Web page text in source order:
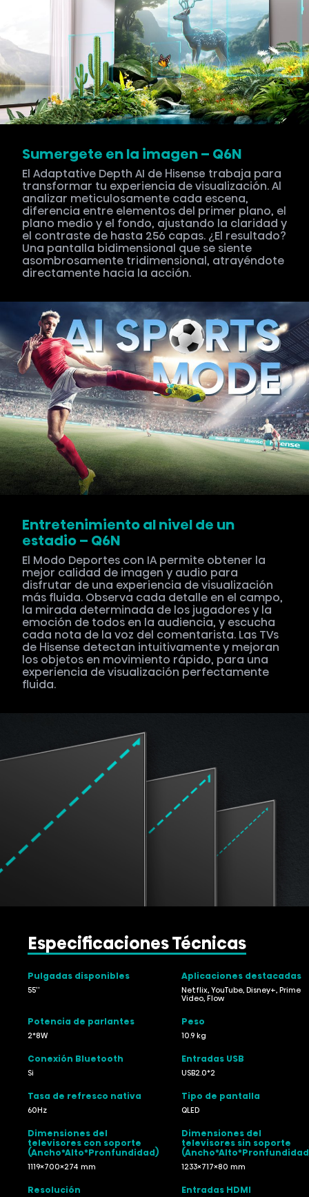
Sumergete en la imagen – Q6N
El Adaptative Depth AI de Hisense trabaja para
transformar tu experiencia de visualización. Al
analizar meticulosamente cada escena,
diferencia entre elementos del primer plano, el
plano medio y el fondo, ajustando la claridad y
el contraste de hasta 256 capas. ¿El resultado?
Una pantalla bidimensional que se siente
asombrosamente tridimensional, atrayéndote
directamente hacia la acción.
Entretenimiento al nivel de un
estadio – Q6N
El Modo Deportes con IA permite obtener la
mejor calidad de imagen y audio para
disfrutar de una experiencia de visualización
más fluida. Observa cada detalle en el campo,
la mirada determinada de los jugadores y la
emoción de todos en la audiencia, y escucha
cada nota de la voz del comentarista. Las TVs
de Hisense detectan intuitivamente y mejoran
los objetos en movimiento rápido, para una
experiencia de visualización perfectamente
fluida.
Especificaciones Técnicas
Pulgadas disponibles
55''
Aplicaciones destacadas
Netflix, YouTube, Disney+, Prime
Video, Flow
Potencia de parlantes
2*8W
Peso
10.9 kg
Conexión Bluetooth
Si
Entradas USB
USB2.0*2
Tasa de refresco nativa
60Hz
Tipo de pantalla
QLED
Dimensiones del
televisores con soporte
(Ancho*Alto*Pronfundidad)
1119×700×274 mm
Dimensiones del
televisores sin soporte
1233×717×80 mm
Resolución Entradas HDMI